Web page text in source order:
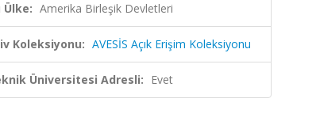
Ülke: Amerika Birleşik Devletleri
Koleksiyonu: AVESİS Açık Erişim Koleksiyonu
Üniversitesi Adresli: Evet